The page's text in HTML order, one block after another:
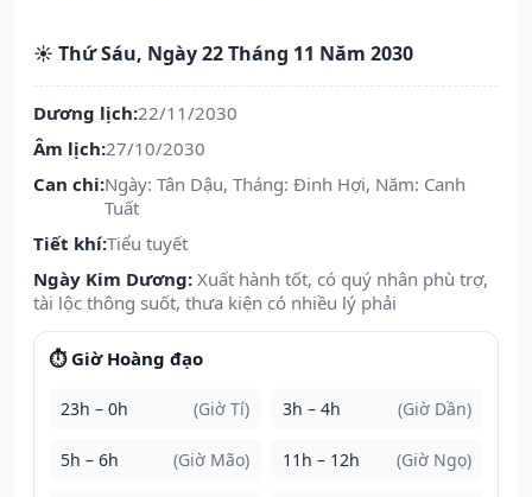
☀️ Thứ Sáu, Ngày 22 Tháng 11 Năm 2030
Dương lịch:22/11/2030
Âm lịch:27/10/2030
Can chi:Ngày: Tân Dậu, Tháng: Đinh Hợi, Năm: Canh
Tuất
Tiết khí:Tiểu tuyết
Ngày Kim Dương: Xuất hành tốt, có quý nhân phù trợ,
tài lộc thông suốt, thưa kiện có nhiều lý phải
⏱️ Giờ Hoàng đạo
23h – 0h (Giờ Tí) 3h – 4h (Giờ Dần)
5h – 6h (Giờ Mão) 11h – 12h (Giờ Ngọ)